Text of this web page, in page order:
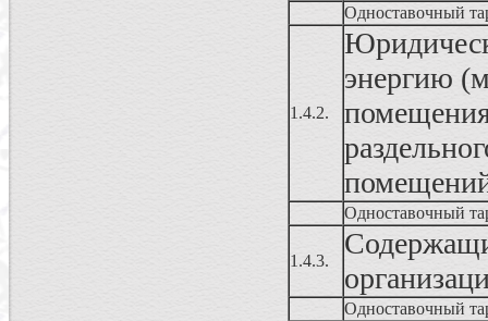
Одноставочный
1.4.2.
энергию
Одноставочный
1.4.3.
Одноставочный